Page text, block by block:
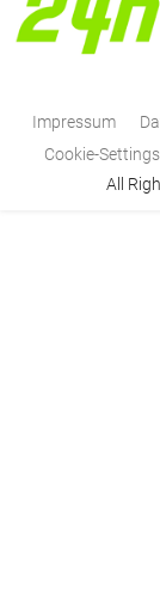
Impressum
Cookie-Settings
All